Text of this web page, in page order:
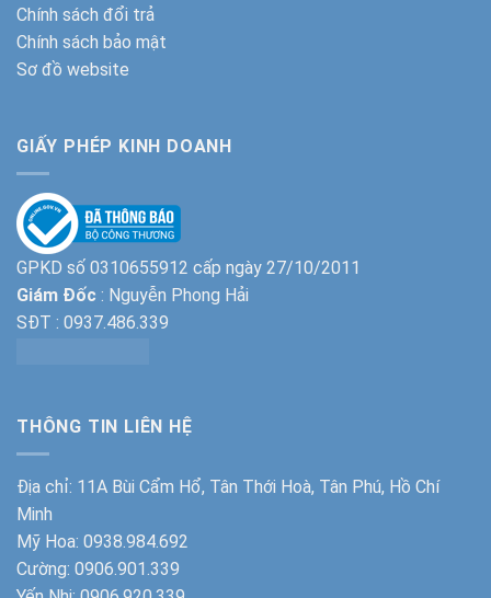
Chính sách đổi trả
Chính sách bảo mật
Sơ đồ website
GIẤY PHÉP KINH DOANH
GPKD số 0310655912 cấp ngày 27/10/2011
Giám Đốc : Nguyễn Phong Hải
SĐT : 0937.486.339
THÔNG TIN LIÊN HỆ
Địa chỉ: 11A Bùi Cẩm Hổ, Tân Thới Hoà, Tân Phú, Hồ Chí
Minh
Mỹ Hoa: 0938.984.692
Cường: 0906.901.339